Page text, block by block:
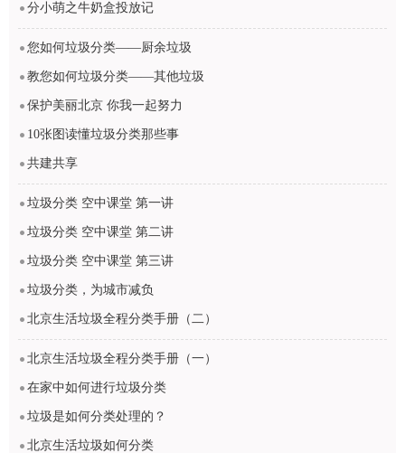
分小萌之牛奶盒投放记
您如何垃圾分类——厨余垃圾
教您如何垃圾分类——其他垃圾
保护美丽北京 你我一起努力
10张图读懂垃圾分类那些事
共建共享
垃圾分类 空中课堂 第一讲
垃圾分类 空中课堂 第二讲
垃圾分类 空中课堂 第三讲
垃圾分类，为城市减负
北京生活垃圾全程分类手册（二）
北京生活垃圾全程分类手册（一）
在家中如何进行垃圾分类
垃圾是如何分类处理的？
北京生活垃圾如何分类